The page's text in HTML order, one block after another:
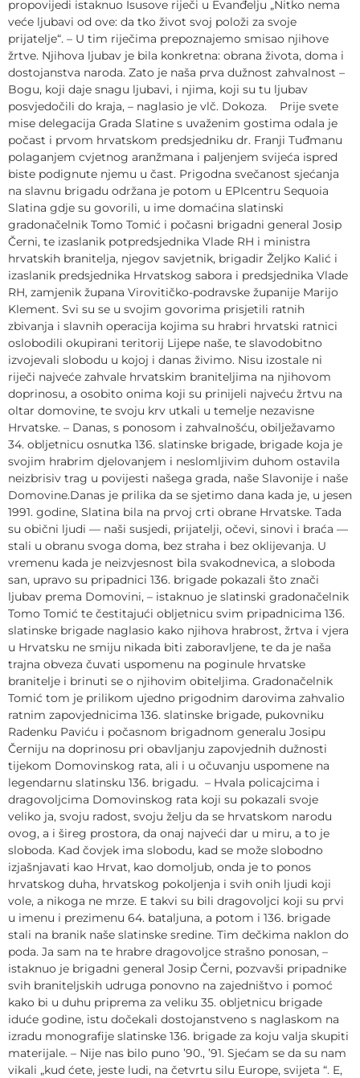
propovijedi istaknuo Isusove riječi u Evanđelju „Nitko nema
veće ljubavi od ove: da tko život svoj položi za svoje
prijatelje“. – U tim riječima prepoznajemo smisao njihove
žrtve. Njihova ljubav je bila konkretna: obrana života, doma i
dostojanstva naroda. Zato je naša prva dužnost zahvalnost –
Bogu, koji daje snagu ljubavi, i njima, koji su tu ljubav
posvjedočili do kraja, – naglasio je vlč. Dokoza. Prije svete
mise delegacija Grada Slatine s uvaženim gostima odala je
počast i prvom hrvatskom predsjedniku dr. Franji Tuđmanu
polaganjem cvjetnog aranžmana i paljenjem svijeća ispred
biste podignute njemu u čast. Prigodna svečanost sjećanja
na slavnu brigadu održana je potom u EPIcentru Sequoia
Slatina gdje su govorili, u ime domaćina slatinski
gradonačelnik Tomo Tomić i počasni brigadni general Josip
Černi, te izaslanik potpredsjednika Vlade RH i ministra
hrvatskih branitelja, njegov savjetnik, brigadir Željko Kalić i
izaslanik predsjednika Hrvatskog sabora i predsjednika Vlade
RH, zamjenik župana Virovitičko-podravske županije Marijo
Klement. Svi su se u svojim govorima prisjetili ratnih
zbivanja i slavnih operacija kojima su hrabri hrvatski ratnici
oslobodili okupirani teritorij Lijepe naše, te slavodobitno
izvojevali slobodu u kojoj i danas živimo. Nisu izostale ni
riječi najveće zahvale hrvatskim braniteljima na njihovom
doprinosu, a osobito onima koji su prinijeli najveću žrtvu na
oltar domovine, te svoju krv utkali u temelje nezavisne
Hrvatske. – Danas, s ponosom i zahvalnošću, obilježavamo
34. obljetnicu osnutka 136. slatinske brigade, brigade koja je
svojim hrabrim djelovanjem i neslomljivim duhom ostavila
neizbrisiv trag u povijesti našega grada, naše Slavonije i naše
Domovine.Danas je prilika da se sjetimo dana kada je, u jesen
1991. godine, Slatina bila na prvoj crti obrane Hrvatske. Tada
su obični ljudi — naši susjedi, prijatelji, očevi, sinovi i braća —
stali u obranu svoga doma, bez straha i bez oklijevanja. U
vremenu kada je neizvjesnost bila svakodnevica, a sloboda
san, upravo su pripadnici 136. brigade pokazali što znači
ljubav prema Domovini, – istaknuo je slatinski gradonačelnik
Tomo Tomić te čestitajući obljetnicu svim pripadnicima 136.
slatinske brigade naglasio kako njihova hrabrost, žrtva i vjera
u Hrvatsku ne smiju nikada biti zaboravljene, te da je naša
trajna obveza čuvati uspomenu na poginule hrvatske
branitelje i brinuti se o njihovim obiteljima. Gradonačelnik
Tomić tom je prilikom ujedno prigodnim darovima zahvalio
ratnim zapovjednicima 136. slatinske brigade, pukovniku
Radenku Paviću i počasnom brigadnom generalu Josipu
Černiju na doprinosu pri obavljanju zapovjednih dužnosti
tijekom Domovinskog rata, ali i u očuvanju uspomene na
legendarnu slatinsku 136. brigadu. – Hvala policajcima i
dragovoljcima Domovinskog rata koji su pokazali svoje
veliko ja, svoju radost, svoju želju da se hrvatskom narodu
ovog, a i šireg prostora, da onaj najveći dar u miru, a to je
sloboda. Kad čovjek ima slobodu, kad se može slobodno
izjašnjavati kao Hrvat, kao domoljub, onda je to ponos
hrvatskog duha, hrvatskog pokoljenja i svih onih ljudi koji
vole, a nikoga ne mrze. E takvi su bili dragovoljci koji su prvi
u imenu i prezimenu 64. bataljuna, a potom i 136. brigade
stali na branik naše slatinske sredine. Tim dečkima naklon do
poda. Ja sam na te hrabre dragovoljce strašno ponosan, –
istaknuo je brigadni general Josip Černi, pozvavši pripadnike
svih braniteljskih udruga ponovno na zajedništvo i pomoć
kako bi u duhu priprema za veliku 35. obljetnicu brigade
iduće godine, istu dočekali dostojanstveno s naglaskom na
izradu monografije slatinske 136. brigade za koju valja skupiti
materijale. – Nije nas bilo puno ’90., ’91. Sjećam se da su nam
vikali „kud ćete, jeste ludi, na četvrtu silu Europe, svijeta “. E,